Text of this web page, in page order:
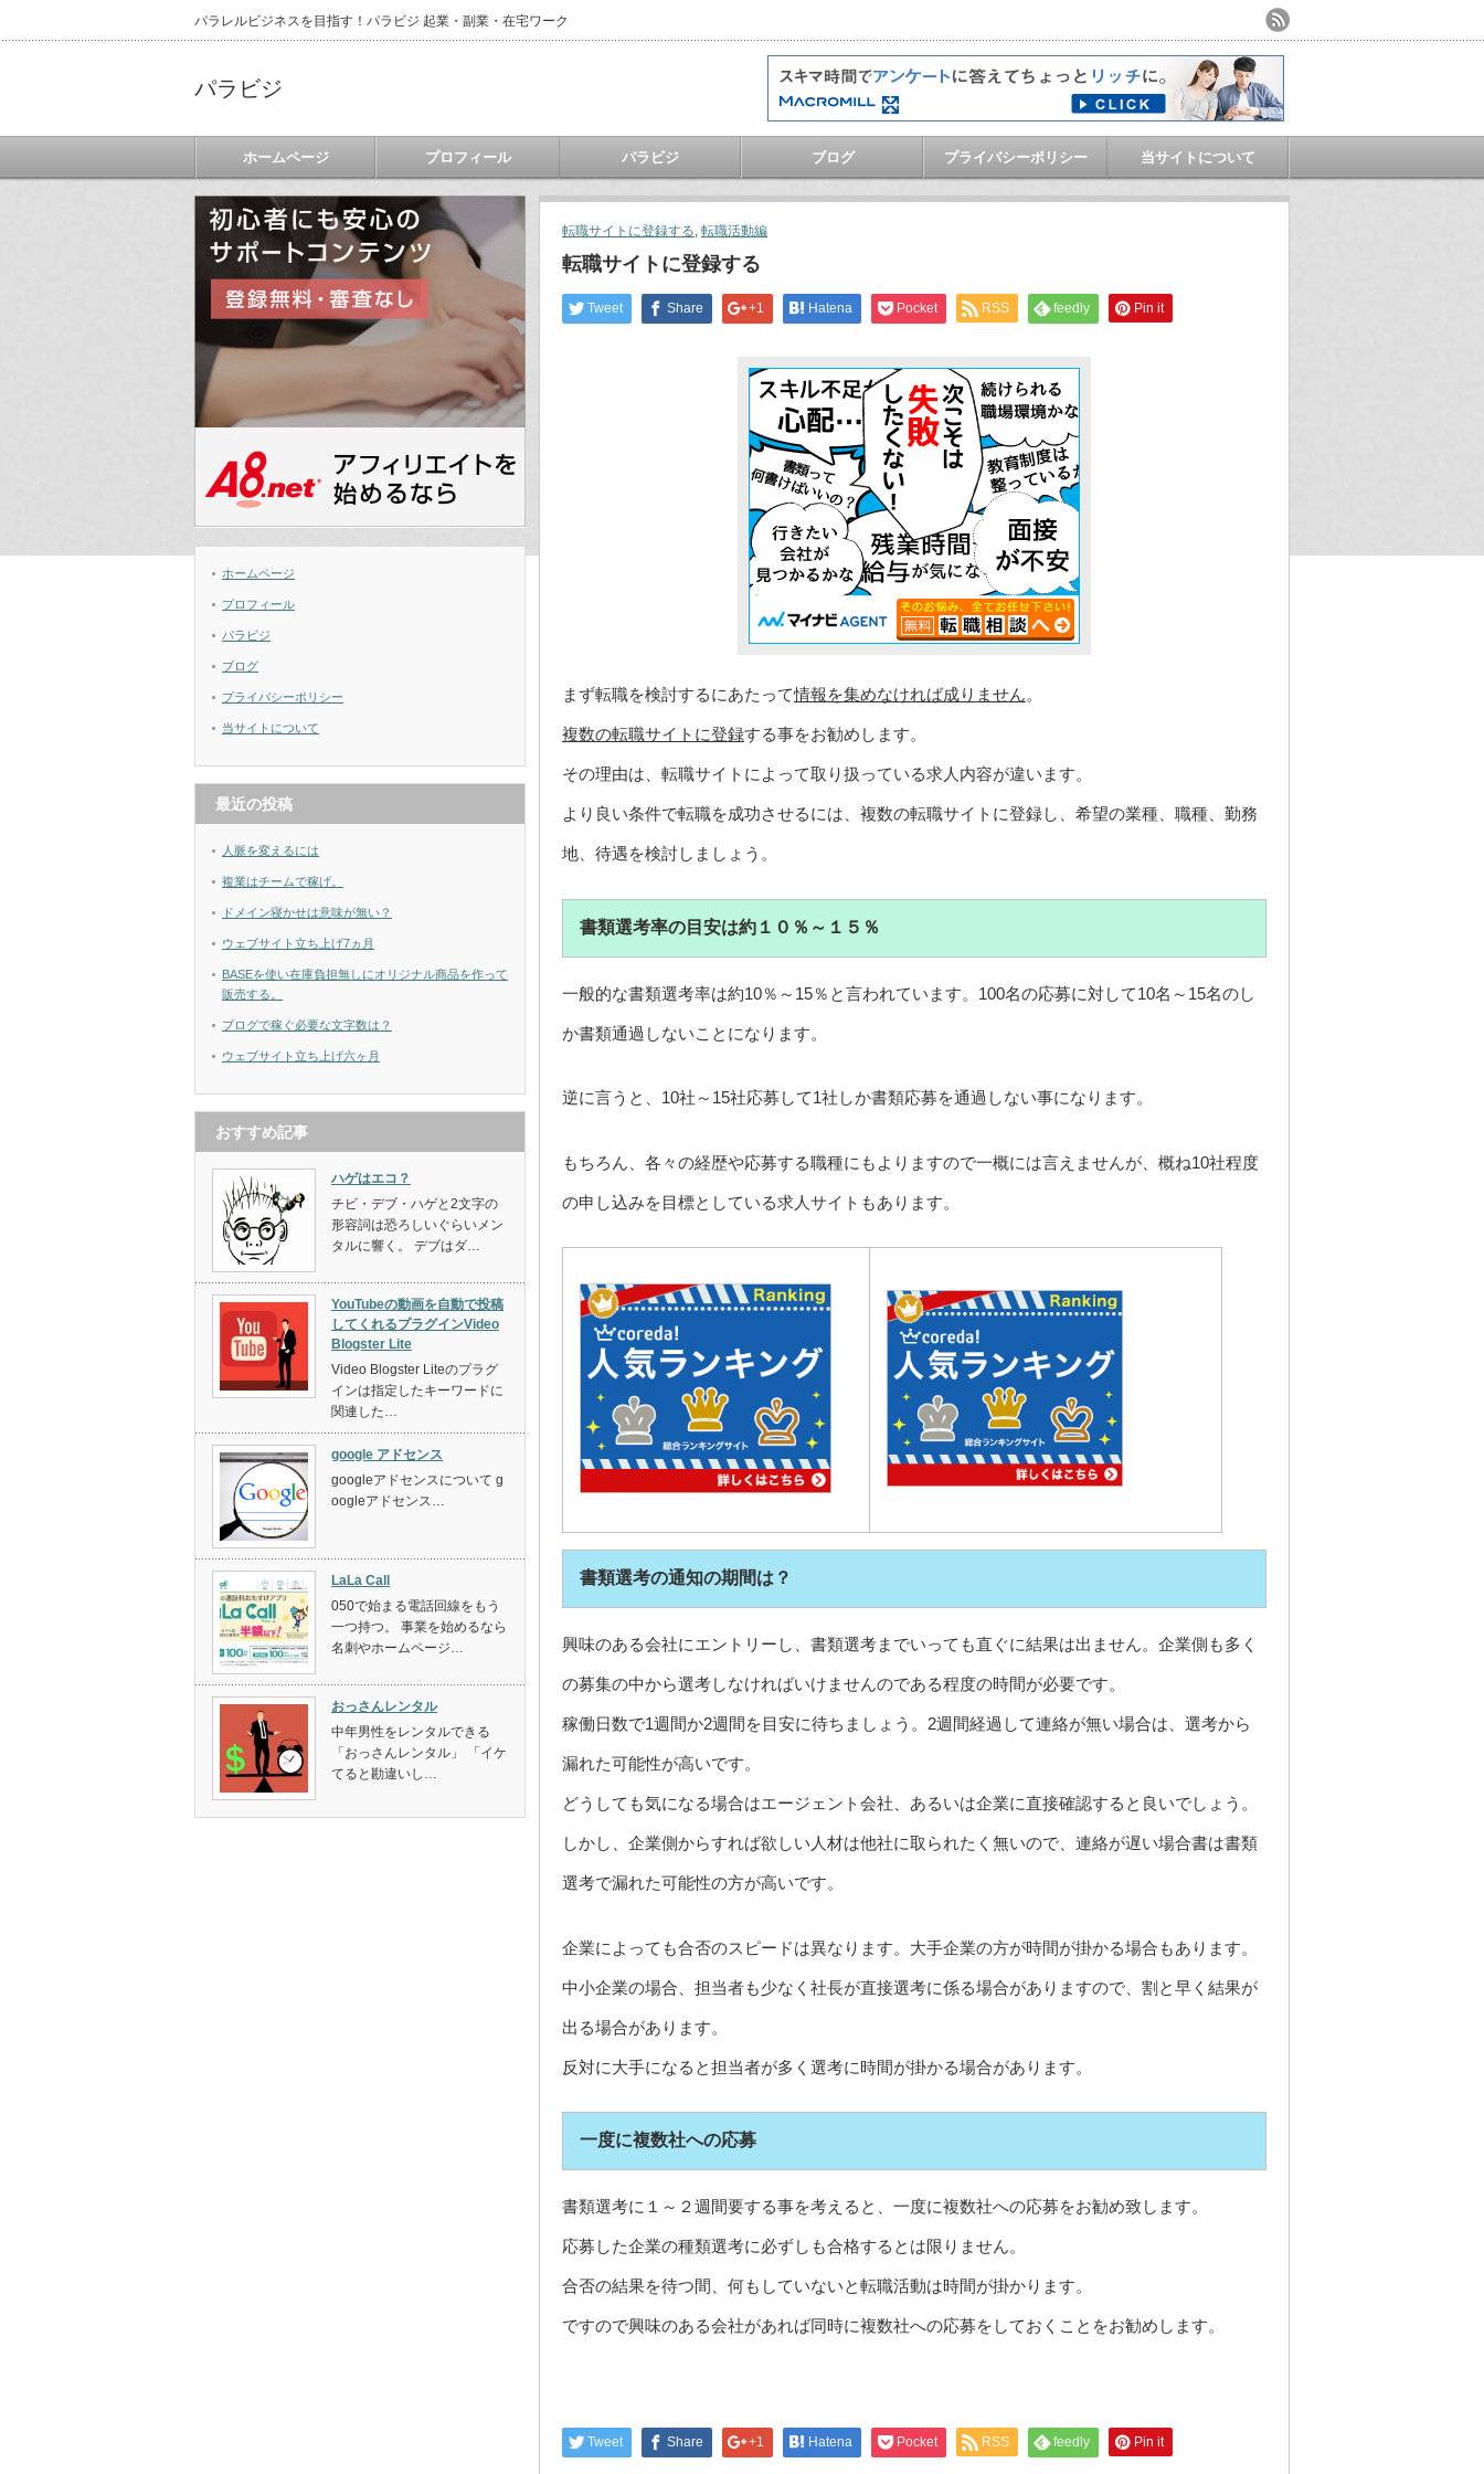
パラレルビジネスを目指す！パラビジ 起業・副業・在宅ワーク
パラビジ
ホームページ プロフィール パラビジ ブログ プライバシーポリシー 当サイトについて
転職サイトに登録する, 転職活動編
転職サイトに登録する
Tweet Share +1 Hatena Pocket RSS feedly Pin it
まず転職を検討するにあたって情報を集めなければ成りません。
複数の転職サイトに登録する事をお勧めします。
その理由は、転職サイトによって取り扱っている求人内容が違います。
より良い条件で転職を成功させるには、複数の転職サイトに登録し、希望の業種、職種、勤務
地、待遇を検討しましょう。
書類選考率の目安は約１０％～１５％
一般的な書類選考率は約10％～15％と言われています。100名の応募に対して10名～15名のし
か書類通過しないことになります。
逆に言うと、10社～15社応募して1社しか書類応募を通過しない事になります。
もちろん、各々の経歴や応募する職種にもよりますので一概には言えませんが、概ね10社程度
の申し込みを目標としている求人サイトもあります。
書類選考の通知の期間は？
興味のある会社にエントリーし、書類選考までいっても直ぐに結果は出ません。企業側も多く
の募集の中から選考しなければいけませんのである程度の時間が必要です。
稼働日数で1週間か2週間を目安に待ちましょう。2週間経過して連絡が無い場合は、選考から
漏れた可能性が高いです。
どうしても気になる場合はエージェント会社、あるいは企業に直接確認すると良いでしょう。
しかし、企業側からすれば欲しい人材は他社に取られたく無いので、連絡が遅い場合書は書類
選考で漏れた可能性の方が高いです。
企業によっても合否のスピードは異なります。大手企業の方が時間が掛かる場合もあります。
中小企業の場合、担当者も少なく社長が直接選考に係る場合がありますので、割と早く結果が
出る場合があります。
反対に大手になると担当者が多く選考に時間が掛かる場合があります。
一度に複数社への応募
書類選考に１～２週間要する事を考えると、一度に複数社への応募をお勧め致します。
応募した企業の種類選考に必ずしも合格するとは限りません。
合否の結果を待つ間、何もしていないと転職活動は時間が掛かります。
ですので興味のある会社があれば同時に複数社への応募をしておくことをお勧めします。
Tweet Share +1 Hatena Pocket RSS feedly Pin it
ホームページ
プロフィール
パラビジ
ブログ
プライバシーポリシー
当サイトについて
最近の投稿
人脈を変えるには
複業はチームで稼げ。
ドメイン寝かせは意味が無い？
ウェブサイト立ち上げ7ヵ月
BASEを使い在庫負担無しにオリジナル商品を作って
販売する。
ブログで稼ぐ必要な文字数は？
ウェブサイト立ち上げ六ヶ月
おすすめ記事
ハゲはエコ？
チビ・デブ・ハゲと2文字の
形容詞は恐ろしいぐらいメン
タルに響く。 デブはダ…
YouTubeの動画を自動で投稿
してくれるプラグインVideo
Blogster Lite
Video Blogster Liteのプラグ
インは指定したキーワードに
関連した…
google アドセンス
googleアドセンスについて g
oogleアドセンス…
LaLa Call
050で始まる電話回線をもう
一つ持つ。 事業を始めるなら
名刺やホームページ…
おっさんレンタル
中年男性をレンタルできる
「おっさんレンタル」 「イケ
てると勘違いし…